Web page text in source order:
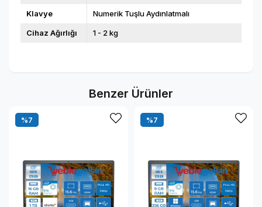
Klavye Numerik Tuşlu Aydınlatmalı
Cihaz Ağırlığı 1 - 2 kg
Benzer Ürünler
%7 %7